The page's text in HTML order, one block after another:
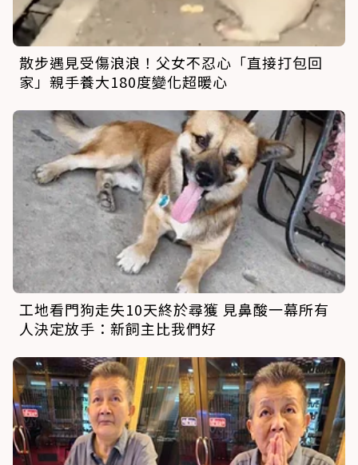
散步遇見受傷浪浪！父女不忍心「直接打包回
家」親手養大180度變化超暖心
工地看門狗走失10天終於尋獲 見鼻酸一幕所有
人決定放手：新飼主比我們好